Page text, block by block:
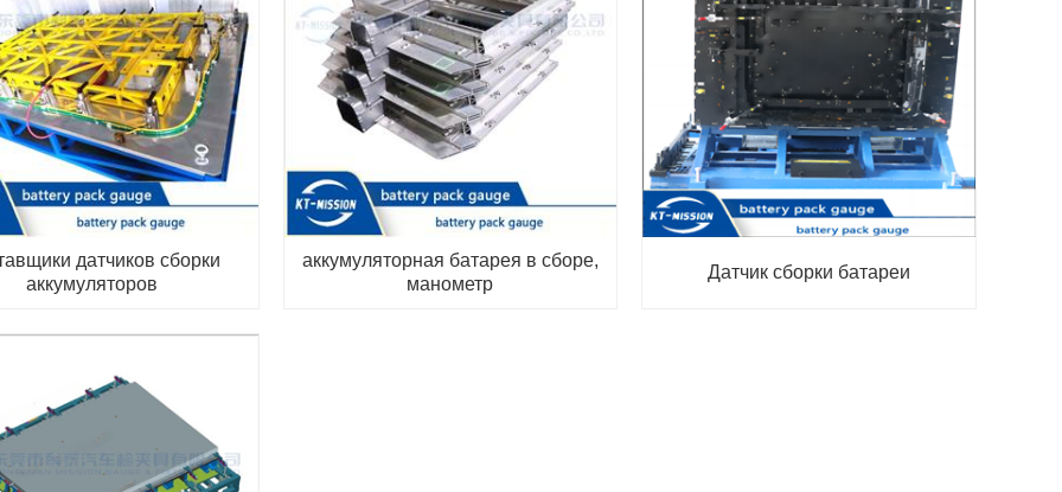
датчиков сборки
аккумуляторов
аккумуляторная батарея в сборе,
манометр
Датчик сборки батареи